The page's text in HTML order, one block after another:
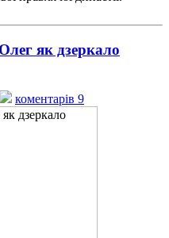
як дзеркало
коментарів 9